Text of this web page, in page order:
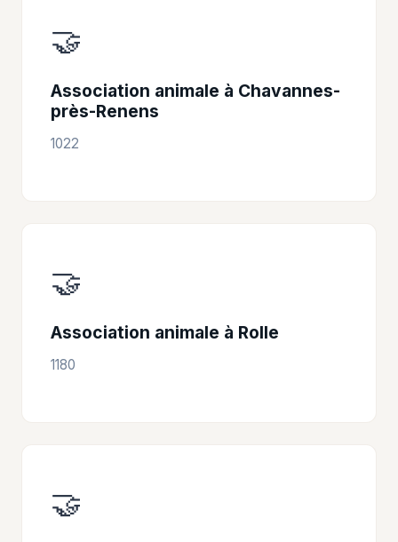
🤝
Association animale à Chavannes-
près-Renens
1022
🤝
Association animale à Rolle
1180
🤝